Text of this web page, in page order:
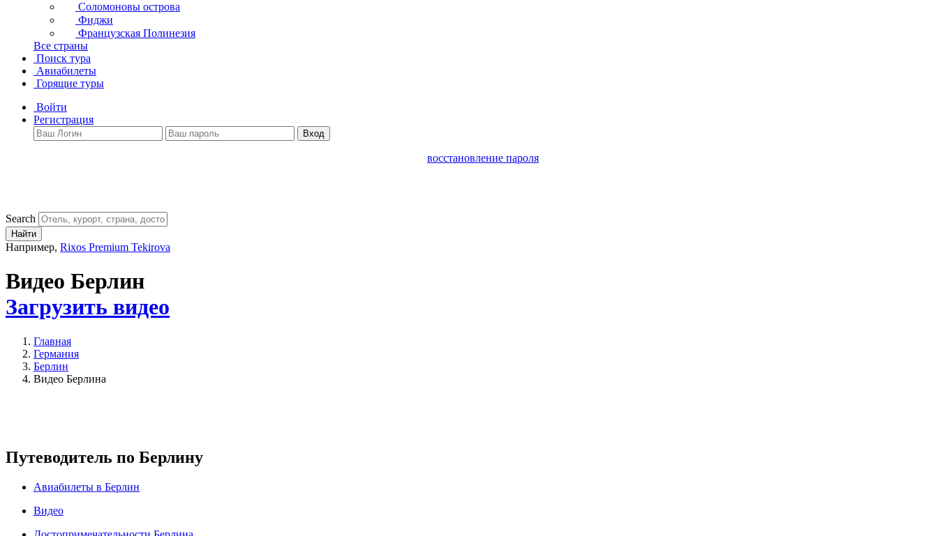
Соломоновы острова
Фиджи
Французская Полинезия
Все страны
Поиск тура
Авиабилеты
Горящие туры
Войти
Регистрация
Вход
восстановление пароля
Search
Найти
Например, Rixos Premium Tekirova
Видео Берлин
Загрузить видео
Главная
Германия
Берлин
Видео Берлина
Путеводитель по Берлину
Авиабилеты в Берлин
Видео